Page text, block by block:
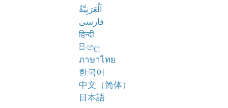
اَلْعَرَبِيَّةُ
فارسی
हिन्दी
සිංහල
ภาษาไทย
한국어
中文（简体）
日本語